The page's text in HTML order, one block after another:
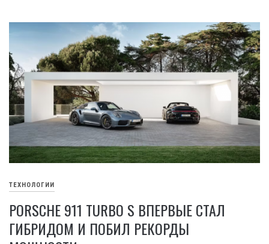
ТЕХНОЛОГИИ
PORSCHE 911 TURBO S ВПЕРВЫЕ СТАЛ
ГИБРИДОМ И ПОБИЛ РЕКОРДЫ